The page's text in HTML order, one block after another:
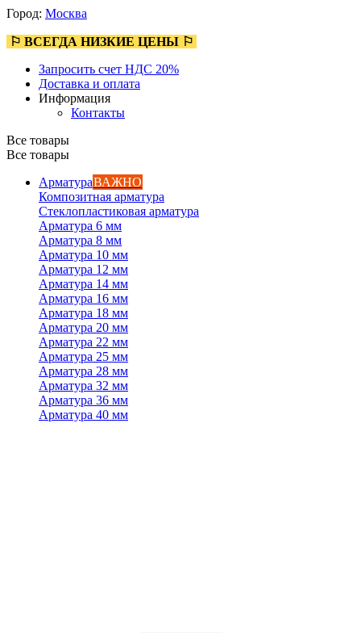
Город: Москва
⚐ ВСЕГДА НИЗКИЕ ЦЕНЫ ⚐
Запросить счет НДС 20%
Доставка и оплата
Информация
Контакты
Все товары
Все товары
АрматураВАЖНО
Композитная арматура
Стеклопластиковая арматура
Арматура 6 мм
Арматура 8 мм
Арматура 10 мм
Арматура 12 мм
Арматура 14 мм
Арматура 16 мм
Арматура 18 мм
Арматура 20 мм
Арматура 22 мм
Арматура 25 мм
Арматура 28 мм
Арматура 32 мм
Арматура 36 мм
Арматура 40 мм